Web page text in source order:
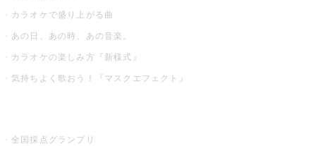
カラオケで盛り上がる曲
あの日、あの時、あの音楽。
カラオケの楽しみ方『新様式』
気持ちよく歌おう！『マスクエフェクト』
全国採点グランプリ